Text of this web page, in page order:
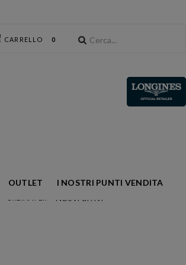
CARRELLO 0
OUTLET I NOSTRI PUNTI VENDITA
ORDINA PER
Nuovi arrivi